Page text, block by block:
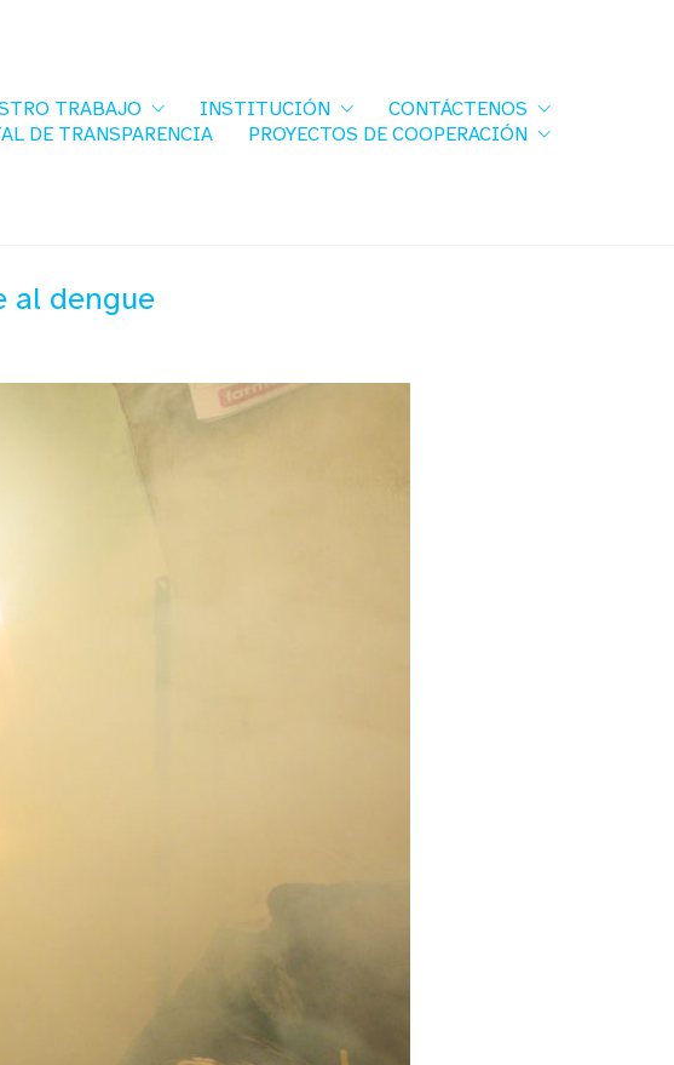
TRABAJO INSTITUCIÓN
CONTÁCTENOS
DE TRANSPARENCIA
PROYECTOS DE COOPERACIÓN
al dengue